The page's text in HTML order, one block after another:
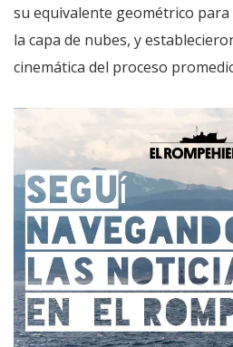
su equivalente geométrico
la capa de nubes, y
cinemática del proceso